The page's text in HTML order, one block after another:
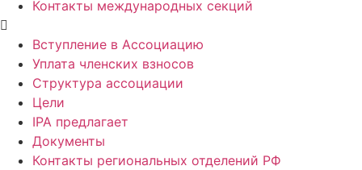
Контакты международных секций
Вступление в Ассоциацию
Уплата членских взносов
Структура ассоциации
Цели
IPA предлагает
Документы
Контакты региональных отделений РФ